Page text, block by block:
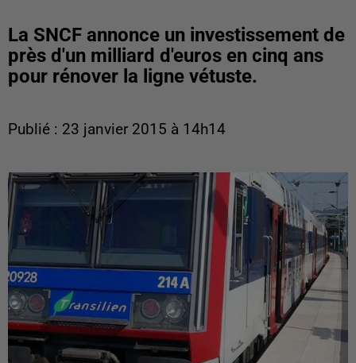
La SNCF annonce un investissement de
près d'un milliard d'euros en cinq ans
pour rénover la ligne vétuste.
Publié : 23 janvier 2015 à 14h14